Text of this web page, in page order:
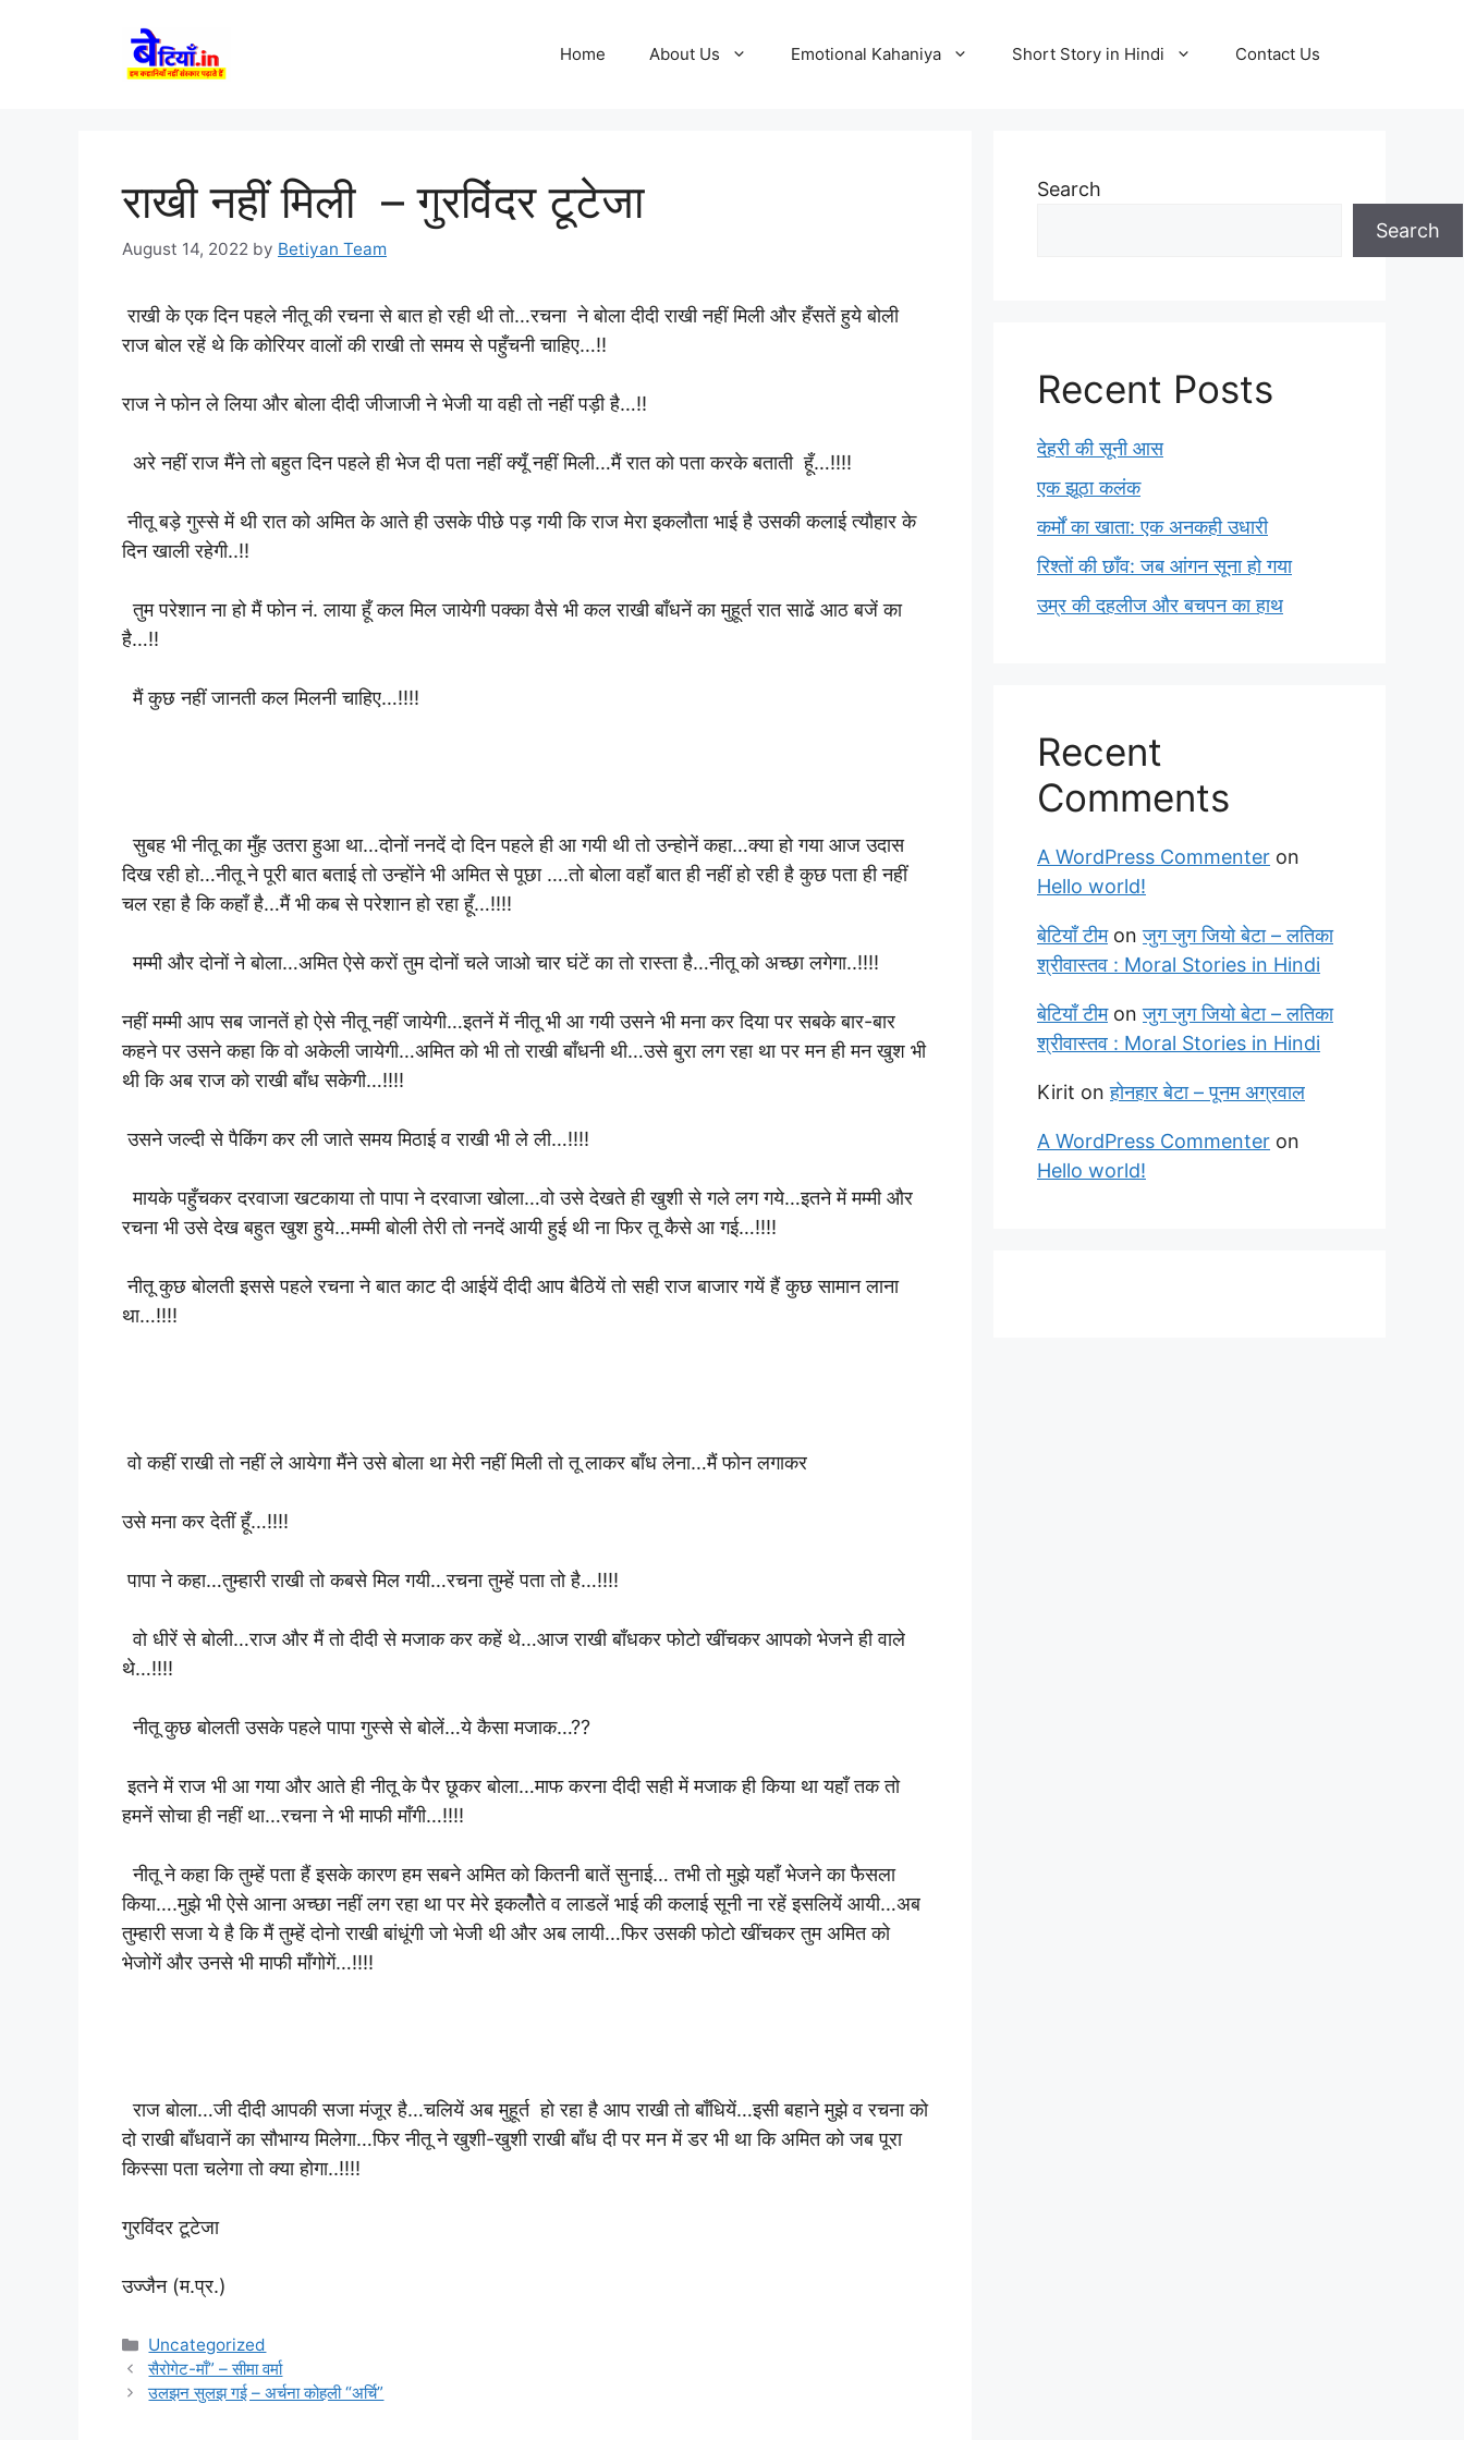
Home About Us Emotional Kahaniya Short Story in Hindi Contact Us
राखी नहीं मिली – गुरविंदर टूटेजा
August 14, 2022 by Betiyan Team
राखी के एक दिन पहले नीतू की रचना से बात हो रही थी तो…रचना ने बोला दीदी राखी नहीं मिली और हँसतें हुये बोली
राज बोल रहें थे कि कोरियर वालों की राखी तो समय से पहुँचनी चाहिए…!!
राज ने फोन ले लिया और बोला दीदी जीजाजी ने भेजी या वही तो नहीं पड़ी है…!!
अरे नहीं राज मैंने तो बहुत दिन पहले ही भेज दी पता नहीं क्यूँ नहीं मिली…मैं रात को पता करके बताती हूँ…!!!!
नीतू बड़े गुस्से में थी रात को अमित के आते ही उसके पीछे पड़ गयी कि राज मेरा इकलौता भाई है उसकी कलाई त्यौहार के
दिन खाली रहेगी..!!
तुम परेशान ना हो मैं फोन नं. लाया हूँ कल मिल जायेगी पक्का वैसे भी कल राखी बाँधनें का मुहूर्त रात साढें आठ बजें का
है…!!
मैं कुछ नहीं जानती कल मिलनी चाहिए…!!!!
सुबह भी नीतू का मुँह उतरा हुआ था…दोनों ननदें दो दिन पहले ही आ गयी थी तो उन्होनें कहा…क्या हो गया आज उदास
दिख रही हो…नीतू ने पूरी बात बताई तो उन्होंने भी अमित से पूछा ….तो बोला वहाँ बात ही नहीं हो रही है कुछ पता ही नहीं
चल रहा है कि कहाँ है…मैं भी कब से परेशान हो रहा हूँ…!!!!
मम्मी और दोनों ने बोला…अमित ऐसे करों तुम दोनों चले जाओ चार घंटें का तो रास्ता है…नीतू को अच्छा लगेगा..!!!!
नहीं मम्मी आप सब जानतें हो ऐसे नीतू नहीं जायेगी…इतनें में नीतू भी आ गयी उसने भी मना कर दिया पर सबके बार-बार
कहने पर उसने कहा कि वो अकेली जायेगी…अमित को भी तो राखी बाँधनी थी…उसे बुरा लग रहा था पर मन ही मन खुश भी
थी कि अब राज को राखी बाँध सकेगी…!!!!
उसने जल्दी से पैकिंग कर ली जाते समय मिठाई व राखी भी ले ली…!!!!
मायके पहुँचकर दरवाजा खटकाया तो पापा ने दरवाजा खोला…वो उसे देखते ही खुशी से गले लग गये…इतने में मम्मी और
रचना भी उसे देख बहुत खुश हुये…मम्मी बोली तेरी तो ननदें आयी हुई थी ना फिर तू कैसे आ गई…!!!!
नीतू कुछ बोलती इससे पहले रचना ने बात काट दी आईयें दीदी आप बैठियें तो सही राज बाजार गयें हैं कुछ सामान लाना
था…!!!!
वो कहीं राखी तो नहीं ले आयेगा मैंने उसे बोला था मेरी नहीं मिली तो तू लाकर बाँध लेना…मैं फोन लगाकर
उसे मना कर देतीं हूँ…!!!!
पापा ने कहा…तुम्हारी राखी तो कबसे मिल गयी…रचना तुम्हें पता तो है…!!!!
वो धीरें से बोली…राज और मैं तो दीदी से मजाक कर कहें थे…आज राखी बाँधकर फोटो खींचकर आपको भेजने ही वाले
थे…!!!!
नीतू कुछ बोलती उसके पहले पापा गुस्से से बोलें…ये कैसा मजाक…??
इतने में राज भी आ गया और आते ही नीतू के पैर छूकर बोला…माफ करना दीदी सही में मजाक ही किया था यहाँ तक तो
हमनें सोचा ही नहीं था…रचना ने भी माफी माँगी…!!!!
नीतू ने कहा कि तुम्हें पता हैं इसके कारण हम सबने अमित को कितनी बातें सुनाई… तभी तो मुझे यहाँ भेजने का फैसला
किया….मुझे भी ऐसे आना अच्छा नहीं लग रहा था पर मेरे इकलौेते व लाडलें भाई की कलाई सूनी ना रहें इसलियें आयी…अब
तुम्हारी सजा ये है कि मैं तुम्हें दोनो राखी बांधूंगी जो भेजी थी और अब लायी…फिर उसकी फोटो खींचकर तुम अमित को
भेजोगें और उनसे भी माफी माँगोगें…!!!!
राज बोला…जी दीदी आपकी सजा मंजूर है…चलियें अब मुहूर्त हो रहा है आप राखी तो बाँधियें…इसी बहाने मुझे व रचना को
दो राखी बाँधवानें का सौभाग्य मिलेगा…फिर नीतू ने खुशी-खुशी राखी बाँध दी पर मन में डर भी था कि अमित को जब पूरा
किस्सा पता चलेगा तो क्या होगा..!!!!
गुरविंदर टूटेजा
उज्जैन (म.प्र.)
Categories
Uncategorized
सैरोगेट-माँ” – सीमा वर्मा
उलझन सुलझ गई – अर्चना कोहली “अर्चि”
Search
Search
Recent Posts
देहरी की सूनी आस
एक झूठा कलंक
कर्मों का खाता: एक अनकही उधारी
रिश्तों की छाँव: जब आंगन सूना हो गया
उम्र की दहलीज और बचपन का हाथ
Recent
Comments
A WordPress Commenter on
Hello world!
बेटियाँ टीमonजुग जुग जियो बेटा – लतिका
श्रीवास्तव : Moral Stories in Hindi
बेटियाँ टीमonजुग जुग जियो बेटा – लतिका
श्रीवास्तव : Moral Stories in Hindi
Kirit onहोनहार बेटा – पूनम अग्रवाल
A WordPress Commenter on
Hello world!